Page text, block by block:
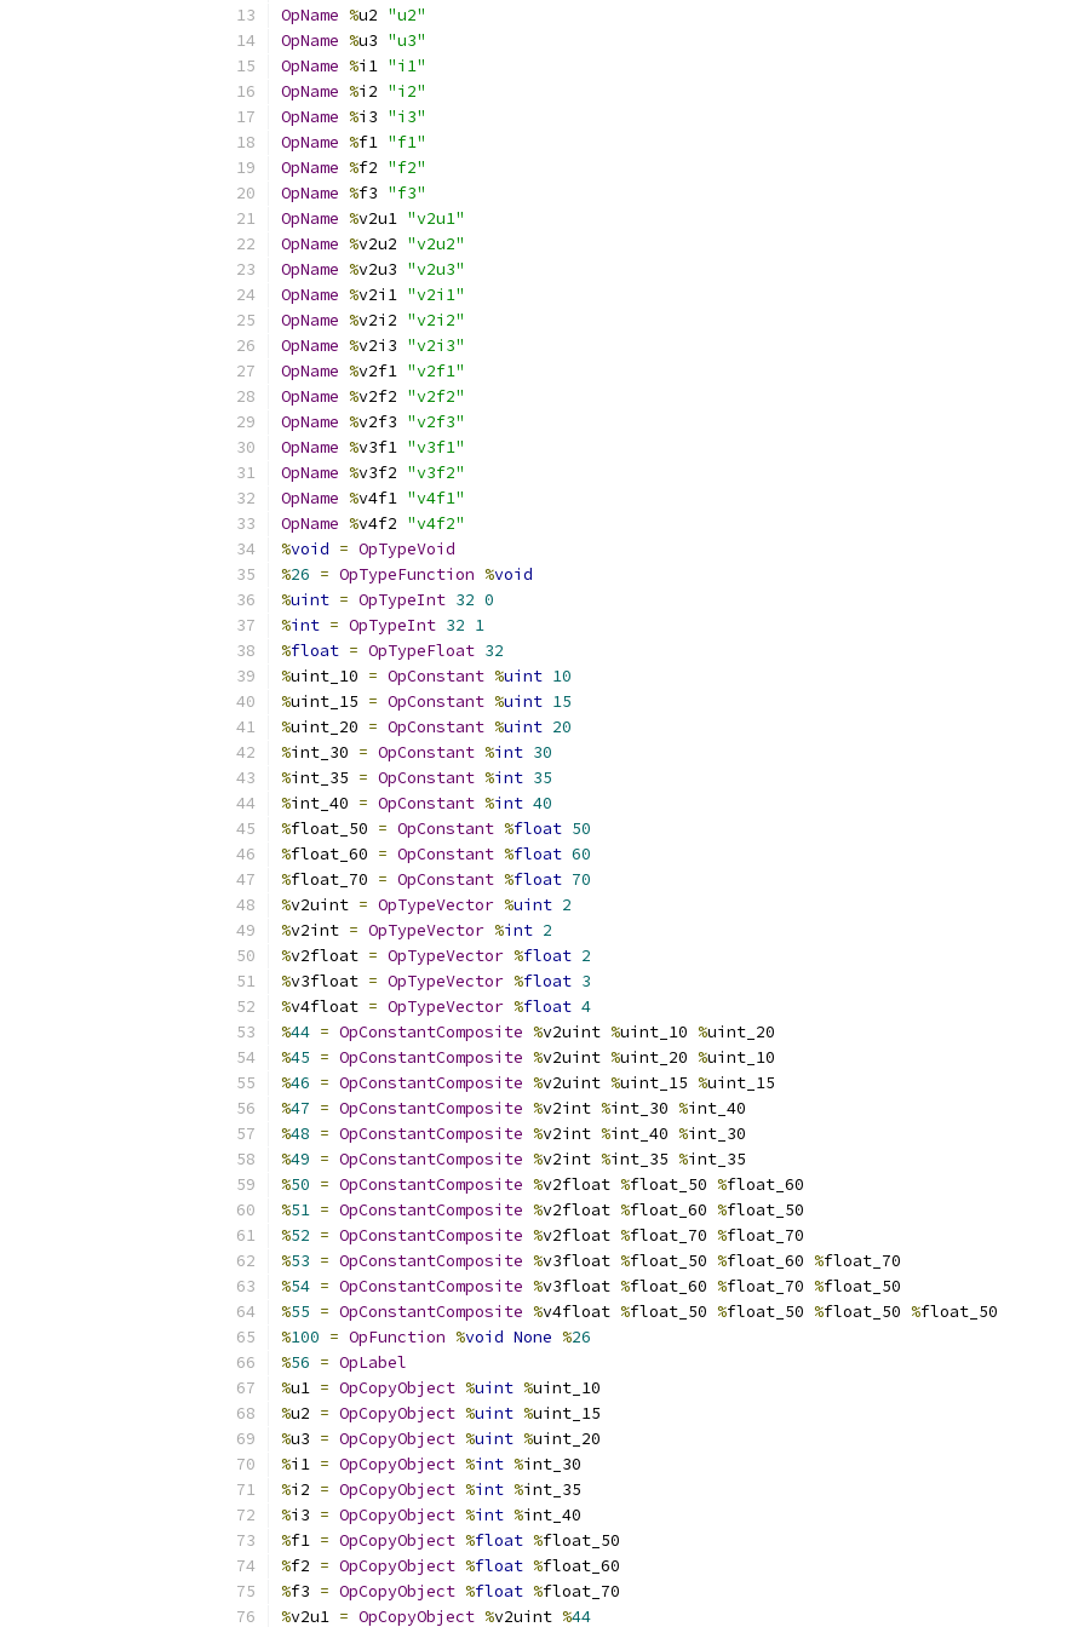
OpName %u2 "u2"
OpName %u3 "u3"
OpName %i1 "i1"
OpName %i2 "i2"
OpName %i3 "i3"
OpName %f1 "f1"
OpName %f2 "f2"
OpName %f3 "f3"
OpName %v2u1 "v2u1"
OpName %v2u2 "v2u2"
OpName %v2u3 "v2u3"
OpName %v2i1 "v2i1"
OpName %v2i2 "v2i2"
OpName %v2i3 "v2i3"
OpName %v2f1 "v2f1"
OpName %v2f2 "v2f2"
OpName %v2f3 "v2f3"
OpName %v3f1 "v3f1"
OpName %v3f2 "v3f2"
OpName %v4f1 "v4f1"
OpName %v4f2 "v4f2"
%void = OpTypeVoid
%26 = OpTypeFunction %void
%uint = OpTypeInt 32 0
%int = OpTypeInt 32 1
%float = OpTypeFloat 32
%uint_10 = OpConstant %uint 10
%uint_15 = OpConstant %uint 15
%uint_20 = OpConstant %uint 20
%int_30 = OpConstant %int 30
%int_35 = OpConstant %int 35
%int_40 = OpConstant %int 40
%float_50 = OpConstant %float 50
%float_60 = OpConstant %float 60
%float_70 = OpConstant %float 70
%v2uint = OpTypeVector %uint 2
%v2int = OpTypeVector %int 2
%v2float = OpTypeVector %float 2
%v3float = OpTypeVector %float 3
%v4float = OpTypeVector %float 4
%44 = OpConstantComposite %v2uint %uint_10 %uint_20
%45 = OpConstantComposite %v2uint %uint_20 %uint_10
%46 = OpConstantComposite %v2uint %uint_15 %uint_15
%47 = OpConstantComposite %v2int %int_30 %int_40
%48 = OpConstantComposite %v2int %int_40 %int_30
%49 = OpConstantComposite %v2int %int_35 %int_35
%50 = OpConstantComposite %v2float %float_50 %float_60
%51 = OpConstantComposite %v2float %float_60 %float_50
%52 = OpConstantComposite %v2float %float_70 %float_70
%53 = OpConstantComposite %v3float %float_50 %float_60 %float_70
%54 = OpConstantComposite %v3float %float_60 %float_70 %float_50
%55 = OpConstantComposite %v4float %float_50 %float_50 %float_50 %float_50
%100 = OpFunction %void None %26
%56 = OpLabel
%u1 = OpCopyObject %uint %uint_10
%u2 = OpCopyObject %uint %uint_15
%u3 = OpCopyObject %uint %uint_20
%i1 = OpCopyObject %int %int_30
%i2 = OpCopyObject %int %int_35
%i3 = OpCopyObject %int %int_40
%f1 = OpCopyObject %float %float_50
%f2 = OpCopyObject %float %float_60
%f3 = OpCopyObject %float %float_70
%v2u1 = OpCopyObject %v2uint %44